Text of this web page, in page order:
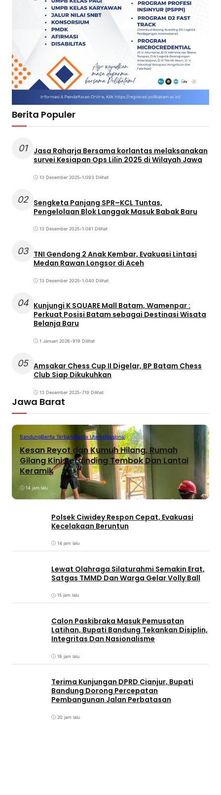
Berita Populer
01
Jasa Raharja Bersama korlantas melaksanakan
survei Kesiapan Ops Lilin 2025 di Wilayah Jawa
13 Desember 2025•1.093 Dilihat
02 Sengketa Panjang SPR–KCL Tuntas,
Pengelolaan Blok Langgak Masuk Babak Baru
13 Desember 2025•1.081 Dilihat
03 TNI Gendong 2 Anak Kembar, Evakuasi Lintasi
Medan Rawan Longsor di Aceh
13 Desember 2025•1.040 Dilihat
04 Kunjungi K SQUARE Mall Batam, Wamenpar :
Perkuat Posisi Batam sebagai Destinasi Wisata
Belanja Baru
1 Januari 2026•919 Dilihat
05 Amsakar Chess Cup II Digelar, BP Batam Chess
Club Siap Dikukuhkan
13 Desember 2025•719 Dilihat
Jawa Barat
BandungBerita TerbaruBerita UtamaNasional
Kesan Reyot dan Kumuh Hilang, Rumah
Gilang Kini Berdinding Tembok Dan Lantai
Keramik
14 jam lalu
Polsek Ciwidey Respon Cepat, Evakuasi
Kecelakaan Beruntun
14 jam lalu
Lewat Olahraga Silaturahmi Semakin Erat,
Satgas TMMD Dan Warga Gelar Volly Ball
15 jam lalu
Calon Paskibraka Masuk Pemusatan
Latihan, Bupati Bandung Tekankan Disiplin,
Integritas Dan Nasionalisme
18 jam lalu
Terima Kunjungan DPRD Cianjur, Bupati
Bandung Dorong Percepatan
Pembangunan Jalan Perbatasan
20 jam lalu